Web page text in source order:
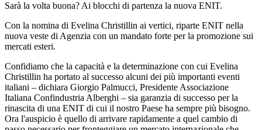
Sarà la volta buona? Ai blocchi di partenza la nuova ENIT.
Con la nomina di Evelina Christillin ai vertici, riparte ENIT nella
nuova veste di Agenzia con un mandato forte per la promozione sui
mercati esteri.
Confidiamo che la capacità e la determinazione con cui Evelina
Christillin ha portato al successo alcuni dei più importanti eventi
italiani – dichiara Giorgio Palmucci, Presidente Associazione
Italiana Confindustria Alberghi – sia garanzia di successo per la
rinascita di una ENIT di cui il nostro Paese ha sempre più bisogno.
Ora l'auspicio è quello di arrivare rapidamente a quel cambio di